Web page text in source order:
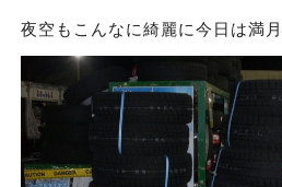
夜空もこんなに綺麗に今日は満